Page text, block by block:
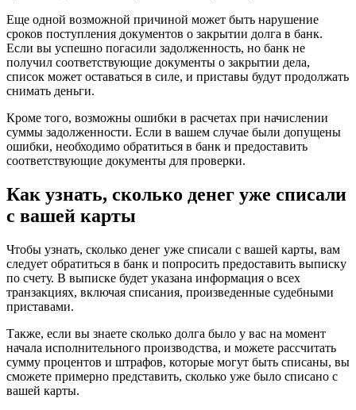
Еще одной возможной причиной может быть нарушение
сроков поступления документов о закрытии долга в банк.
Если вы успешно погасили задолженность, но банк не
получил соответствующие документы о закрытии дела,
список может оставаться в силе, и приставы будут продолжать
снимать деньги.
Кроме того, возможны ошибки в расчетах при начислении
суммы задолженности. Если в вашем случае были допущены
ошибки, необходимо обратиться в банк и предоставить
соответствующие документы для проверки.
Как узнать, сколько денег уже списали
с вашей карты
Чтобы узнать, сколько денег уже списали с вашей карты, вам
следует обратиться в банк и попросить предоставить выписку
по счету. В выписке будет указана информация о всех
транзакциях, включая списания, произведенные судебными
приставами.
Также, если вы знаете сколько долга было у вас на момент
начала исполнительного производства, и можете рассчитать
сумму процентов и штрафов, которые могут быть списаны, вы
сможете примерно представить, сколько уже было списано с
вашей карты.